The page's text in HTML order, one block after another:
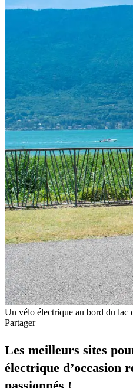
Un vélo électrique au bord du lac
Partager
Les meilleurs sites
électrique d’occasion